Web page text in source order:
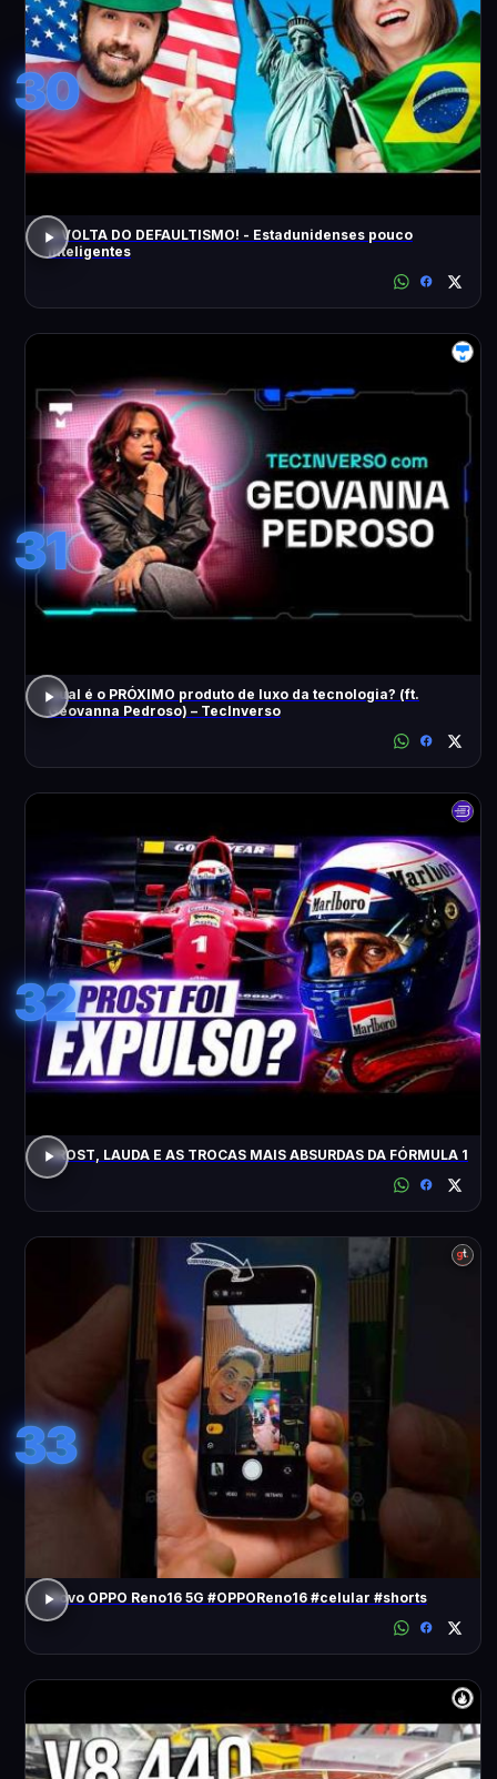
30
A VOLTA DO DEFAULTISMO! - Estadunidenses pouco
inteligentes
31
Qual é o PRÓXIMO produto de luxo da tecnologia? (ft.
Geovanna Pedroso) – TecInverso
32
PROST, LAUDA E AS TROCAS MAIS ABSURDAS DA FÓRMULA 1
33
Novo OPPO Reno16 5G #OPPOReno16 #celular #shorts